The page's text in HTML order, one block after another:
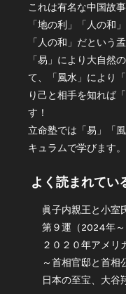
これは有名な中国故
「地の利」「人の和
「人の和」だという
「易」により大自然
て、「風水」により
り己と相手を知れば
す！
立命塾では「易」「
キュラムで学びます。
よく読まれてい
眞子内親王と小室
第９運（2024年
２０２０年アメリ
～首相官邸と首相
日本の至宝、大谷